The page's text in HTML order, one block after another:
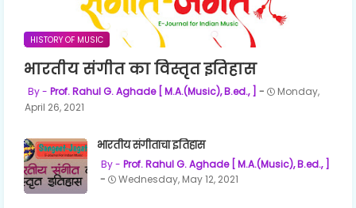
HISTORY OF MUSIC
भारतीय संगीत का विस्तृत इतिहास
Prof. Rahul G. Aghade [ M.A.(Music), B.ed., ]
Monday,
April 26, 2021
भारतीय संगीताचा इतिहास
Prof. Rahul G. Aghade [ M.A.(Music), B.ed., ]
Wednesday, May 12, 2021